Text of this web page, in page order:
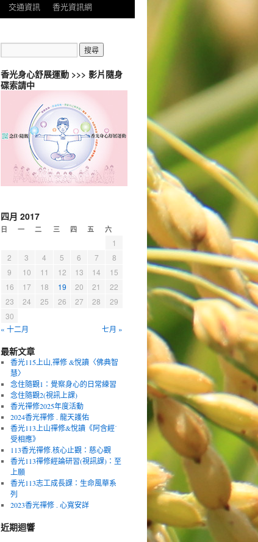
交通資訊 香光資訊網
香光身心舒展運動 >>> 影片隨身
碟索請中
四月 2017
日 一 二 三 四 五 六
« 十二月 七月 »
1
2
3 4 5 6 7
8
9
10 11 12 13 14
15
16
17 18 19 20 21
22
23
24 25 26 27 28
29
30
最新文章
香光115上山,禪修 &悅讀〈佛典智
慧〉
念住隨觀1：覺察身心的日常練習
念住隨觀2(視訊上課)
香光禪修2025年度活動
2024香光禪修 . 龍天護佑
香光113上山禪修&悅讀《阿含經˙
受相應》
113香光禪修.核心止觀：慈心觀
香光113禪修經論研習(視訊課)：至
上願
香光113志工成長課：生命風華系
列
2023香光禪修 . 心寬安詳
近期迴響